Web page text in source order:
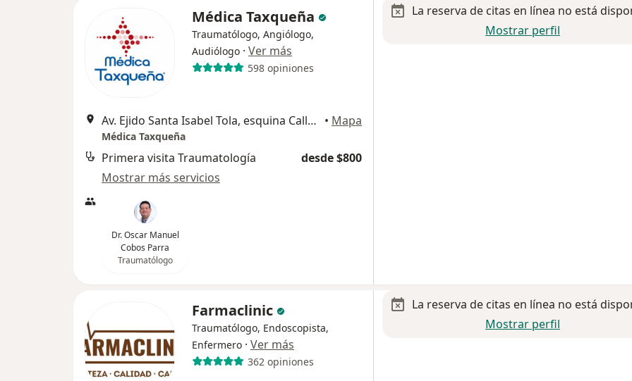
Médica Taxqueña
Traumatólogo, Angiólogo,
Audiólogo · Ver más
598 opiniones
Av. Ejido Santa Isabel Tola, esquina Calle D, Manzana I, Coyoacán • Mapa
Médica Taxqueña
Primera visita Traumatología
desde $800
Mostrar más servicios
Dr. Oscar Manuel
Cobos Parra
Traumatólogo
La reserva de citas en línea no está
Mostrar perfil
Farmaclinic
Traumatólogo, Endoscopista,
Enfermero · Ver más
362 opiniones
La reserva de citas en línea no está
Mostrar perfil